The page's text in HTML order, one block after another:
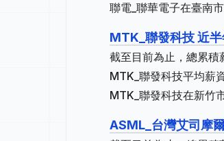
聯電_聯華電子在臺南市
MTK_聯發科技 近
截至目前為止，總累
MTK_聯發科技平均薪
MTK_聯發科技在新竹
ASML_台灣艾司摩